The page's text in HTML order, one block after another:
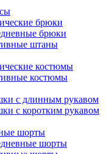
брюки
брюки
штаны
костюмы
костюмы
с длинным рукавом
с коротким рукавом
шорты
шорты